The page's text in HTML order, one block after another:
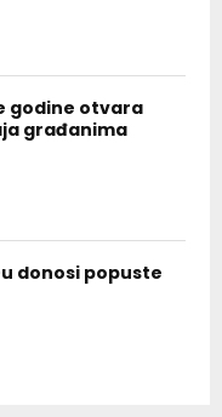
godine otvara
građanima
donosi popuste